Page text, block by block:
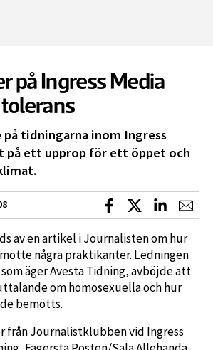
på Ingress Media
tidningarna inom Ingress
på ett upprop för ett öppet och
Dela på Facebook
Dela på XDela på
av en artikel i Journalisten om hur
några praktikanter. Ledningen
äger Avesta Tidning, avböjde att
om homosexuella och hur
bemötts.
från Journalistklubben vid Ingress